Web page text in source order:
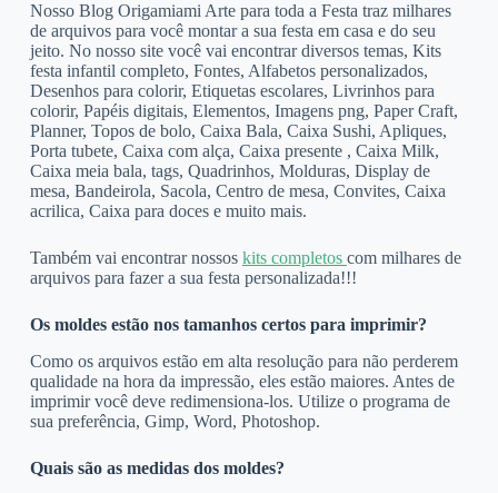
Nosso Blog Origamiami Arte para toda a Festa traz milhares
de arquivos para você montar a sua festa em casa e do seu
jeito. No nosso site você vai encontrar diversos temas, Kits
festa infantil completo, Fontes, Alfabetos personalizados,
Desenhos para colorir, Etiquetas escolares, Livrinhos para
colorir, Papéis digitais, Elementos, Imagens png, Paper Craft,
Planner, Topos de bolo, Caixa Bala, Caixa Sushi, Apliques,
Porta tubete, Caixa com alça, Caixa presente , Caixa Milk,
Caixa meia bala, tags, Quadrinhos, Molduras, Display de
mesa, Bandeirola, Sacola, Centro de mesa, Convites, Caixa
acrilica, Caixa para doces e muito mais.
Também vai encontrar nossos kits completos com milhares de
arquivos para fazer a sua festa personalizada!!!
Os moldes estão nos tamanhos certos para imprimir?
Como os arquivos estão em alta resolução para não perderem
qualidade na hora da impressão, eles estão maiores. Antes de
imprimir você deve redimensiona-los. Utilize o programa de
sua preferência, Gimp, Word, Photoshop.
Quais são as medidas dos moldes?